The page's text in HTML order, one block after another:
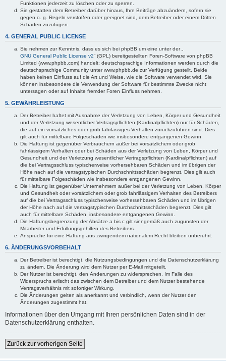
Funktionen jederzeit zu löschen oder zu sperren.
Sie gestatten dem Betreiber darüber hinaus, Ihre Beiträge abzuändern, sofern sie
gegen o. g. Regeln verstoßen oder geeignet sind, dem Betreiber oder einem Dritten
Schaden zuzufügen.
4. GENERAL PUBLIC LICENSE
Sie nehmen zur Kenntnis, dass es sich bei phpBB um eine unter der „
GNU General Public License v2“ (GPL) bereitgestellten Foren-Software von phpBB
Limited (www.phpbb.com) handelt; deutschsprachige Informationen werden durch die
deutschsprachige Community unter www.phpbb.de zur Verfügung gestellt. Beide
haben keinen Einfluss auf die Art und Weise, wie die Software verwendet wird. Sie
können insbesondere die Verwendung der Software für bestimmte Zwecke nicht
untersagen oder auf Inhalte fremder Foren Einfluss nehmen.
5. GEWÄHRLEISTUNG
Der Betreiber haftet mit Ausnahme der Verletzung von Leben, Körper und Gesundheit
und der Verletzung wesentlicher Vertragspflichten (Kardinalpflichten) nur für Schäden,
die auf ein vorsätzliches oder grob fahrlässiges Verhalten zurückzuführen sind. Dies
gilt auch für mittelbare Folgeschäden wie insbesondere entgangenen Gewinn.
Die Haftung ist gegenüber Verbrauchern außer bei vorsätzlichem oder grob
fahrlässigem Verhalten oder bei Schäden aus der Verletzung von Leben, Körper und
Gesundheit und der Verletzung wesentlicher Vertragspflichten (Kardinalpflichten) auf
die bei Vertragsschluss typischerweise vorhersehbaren Schäden und im übrigen der
Höhe nach auf die vertragstypischen Durchschnittsschäden begrenzt. Dies gilt auch
für mittelbare Folgeschäden wie insbesondere entgangenen Gewinn.
Die Haftung ist gegenüber Unternehmern außer bei der Verletzung von Leben, Körper
und Gesundheit oder vorsätzlichem oder grob fahrlässigem Verhalten des Betreibers
auf die bei Vertragsschluss typischerweise vorhersehbaren Schäden und im Übrigen
der Höhe nach auf die vertragstypischen Durchschnittsschäden begrenzt. Dies gilt
auch für mittelbare Schäden, insbesondere entgangenen Gewinn.
Die Haftungsbegrenzung der Absätze a bis c gilt sinngemäß auch zugunsten der
Mitarbeiter und Erfüllungsgehilfen des Betreibers.
Ansprüche für eine Haftung aus zwingendem nationalem Recht bleiben unberührt.
6. ÄNDERUNGSVORBEHALT
Der Betreiber ist berechtigt, die Nutzungsbedingungen und die Datenschutzerklärung
zu ändern. Die Änderung wird dem Nutzer per E-Mail mitgeteilt.
Der Nutzer ist berechtigt, den Änderungen zu widersprechen. Im Falle des
Widerspruchs erlischt das zwischen dem Betreiber und dem Nutzer bestehende
Vertragsverhältnis mit sofortiger Wirkung.
Die Änderungen gelten als anerkannt und verbindlich, wenn der Nutzer den
Änderungen zugestimmt hat.
Informationen über den Umgang mit Ihren persönlichen Daten sind in der
Datenschutzerklärung enthalten.
Zurück zur vorherigen Seite